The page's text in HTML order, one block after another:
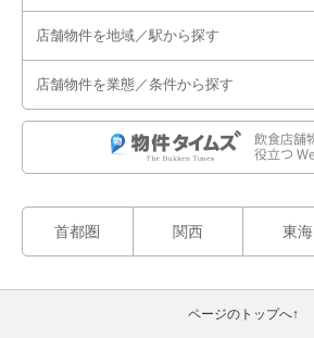
店舗物件を地域／駅から探す
店舗物件を業態／条件から探す
首都圏 関西 東海
ページのトップへ↑